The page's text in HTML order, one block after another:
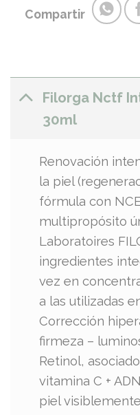
Compartir
Filorga Nctf
30ml
Renovación
la piel
fórmula con
multipropósito
Laboratoires
ingredientes
vez en
a las utilizadas
Corrección
firmeza –
Retinol,
vitamina C +
piel